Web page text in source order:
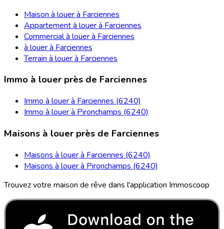
Maison à louer à Farciennes
Appartement à louer à Farciennes
Commercial à louer à Farciennes
à louer à Farciennes
Terrain à louer à Farciennes
Immo à louer près de Farciennes
Immo à louer à Farciennes (6240)
Immo à louer à Pironchamps (6240)
Maisons à louer près de Farciennes
Maisons à louer à Farciennes (6240)
Maisons à louer à Pironchamps (6240)
Trouvez votre maison de rêve dans l'application Immoscoop